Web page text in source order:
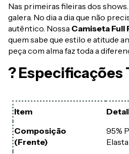
Nas primeiras fileiras dos
galera. No dia a dia que não
autêntico. Nossa Camiseta Full
quem sabe que estilo e atitude
peça com alma faz toda a
? Especificações
Item
Composição
(Frente)
95%